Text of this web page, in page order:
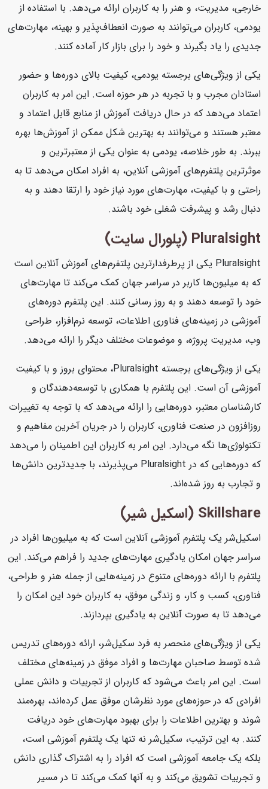
خارجی، مدیریت، و هنر را به کاربران ارائه می‌دهد. با استفاده از
یودمی، کاربران می‌توانند به صورت انعطاف‌پذیر و بهینه، مهارت‌های
جدیدی را یاد بگیرند و خود را برای بازار کار آماده کنند.
یکی از ویژگی‌های برجسته یودمی، کیفیت بالای دوره‌ها و حضور
استادان مجرب و با تجربه در هر حوزه است. این امر به کاربران
اعتماد می‌دهد که در حال دریافت آموزش از منابع قابل اعتماد و
معتبر هستند و می‌توانند به بهترین شکل ممکن از آموزش‌ها بهره
ببرند. به طور خلاصه، یودمی به عنوان یکی از معتبرترین و
موثرترین پلتفرم‌های آموزشی آنلاین، به افراد امکان می‌دهد تا به
راحتی و با کیفیت، مهارت‌های مورد نیاز خود را ارتقا دهند و به
دنبال رشد و پیشرفت شغلی خود باشند.
Pluralsight (پلورال سایت)
Pluralsight یکی از پرطرفدارترین پلتفرم‌های آموزش آنلاین است
که به میلیون‌ها کاربر در سراسر جهان کمک می‌کند تا مهارت‌های
خود را توسعه دهند و به روز رسانی کنند. این پلتفرم دوره‌های
آموزشی در زمینه‌های فناوری اطلاعات، توسعه نرم‌افزار، طراحی
وب، مدیریت پروژه، و موضوعات مختلف دیگر را ارائه می‌دهد.
یکی از ویژگی‌های برجسته Pluralsight، محتوای بروز و با کیفیت
آموزشی آن است. این پلتفرم با همکاری با توسعه‌دهندگان و
کارشناسان معتبر، دوره‌هایی را ارائه می‌دهد که با توجه به تغییرات
روزافزون در صنعت فناوری، کاربران را در جریان آخرین مفاهیم و
تکنولوژی‌ها نگه می‌دارد. این امر به کاربران این اطمینان را می‌دهد
که دوره‌هایی که در Pluralsight می‌پذیرند، با جدیدترین دانش‌ها
و تجارب به روز شده‌اند.
Skillshare (اسکیل شیر)
اسکیل‌شر یک پلتفرم آموزشی آنلاین است که به میلیون‌ها افراد در
سراسر جهان امکان یادگیری مهارت‌های جدید را فراهم می‌کند. این
پلتفرم با ارائه دوره‌های متنوع در زمینه‌هایی از جمله هنر و طراحی،
فناوری، کسب و کار، و زندگی موفق، به کاربران خود این امکان را
می‌دهد تا به صورت آنلاین به یادگیری بپردازند.
یکی از ویژگی‌های منحصر به فرد سکیل‌شر، ارائه دوره‌های تدریس
شده توسط صاحبان مهارت‌ها و افراد موفق در زمینه‌های مختلف
است. این امر باعث می‌شود که کاربران از تجربیات و دانش عملی
افرادی که در حوزه‌های مورد نظرشان موفق عمل کرده‌اند، بهره‌مند
شوند و بهترین اطلاعات را برای بهبود مهارت‌های خود دریافت
کنند. به این ترتیب، سکیل‌شر نه تنها یک پلتفرم آموزشی است،
بلکه یک جامعه آموزشی است که افراد را به اشتراک گذاری دانش
و تجربیات تشویق می‌کند و به آنها کمک می‌کند تا در مسیر